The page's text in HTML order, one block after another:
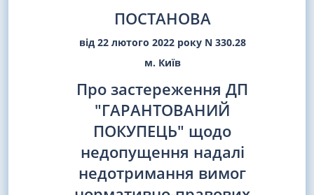
ПОСТАНОВА
від 22 лютого 2022 року N 330.28
м. Київ
Про застереження ДП
"ГАРАНТОВАНИЙ
ПОКУПЕЦЬ" щодо
недопущення надалі
недотримання вимог